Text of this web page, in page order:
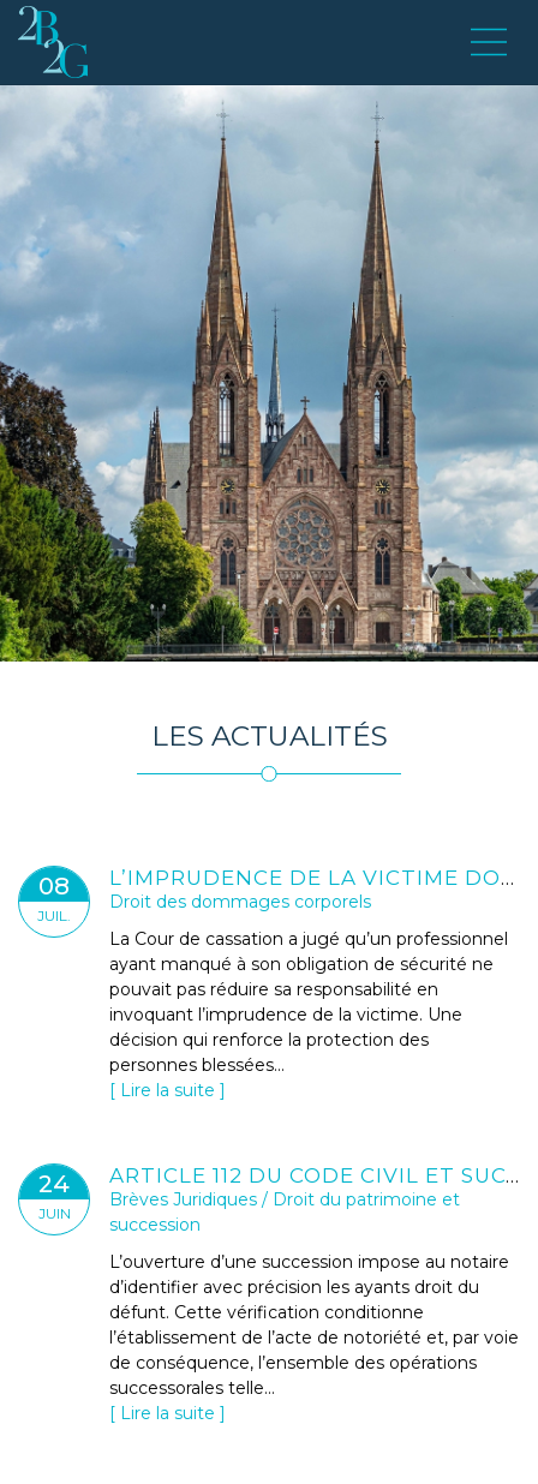
LES ACTUALITÉS
L’IMPRUDENCE DE LA VICTIME DOIT-ELLE RÉDUIRE SON DROIT À RÉPARATION ?
08
JUIL.
Droit des dommages corporels
La Cour de cassation a jugé qu’un professionnel
ayant manqué à son obligation de sécurité ne
pouvait pas réduire sa responsabilité en
invoquant l’imprudence de la victime. Une
décision qui renforce la protection des
personnes blessées...
Lire la suite
ARTICLE 112 DU CODE CIVIL ET SUCCESSION BLOQUÉE : QUELLES SOLUTIONS FACE À UN HÉRITIER INTROUVABLE ?
24
JUIN
Brèves Juridiques / Droit du patrimoine et
succession
L’ouverture d’une succession impose au notaire
d’identifier avec précision les ayants droit du
défunt. Cette vérification conditionne
l’établissement de l’acte de notoriété et, par voie
de conséquence, l’ensemble des opérations
successorales telle...
Lire la suite